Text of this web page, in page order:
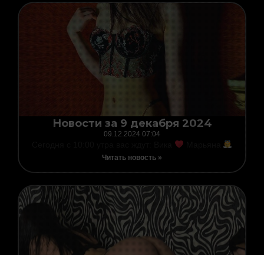
Новости за 9 декабря 2024
09.12.2024 07:04
Читать новость »